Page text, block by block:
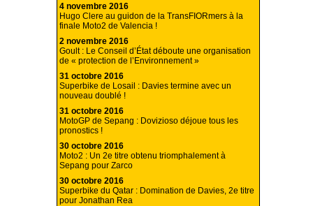
4 novembre 2016
Hugo Clere au guidon de la TransFIORmers à la
finale Moto2 de Valencia !
2 novembre 2016
Goult : Le Conseil d’État déboute une organisation
de « protection de l’Environnement »
31 octobre 2016
Superbike de Losail : Davies termine avec un
nouveau doublé !
31 octobre 2016
MotoGP de Sepang : Dovizioso déjoue tous les
pronostics !
30 octobre 2016
Moto2 : Un 2e titre obtenu triomphalement à
Sepang pour Zarco
30 octobre 2016
Superbike du Qatar : Domination de Davies, 2e titre
pour Jonathan Rea